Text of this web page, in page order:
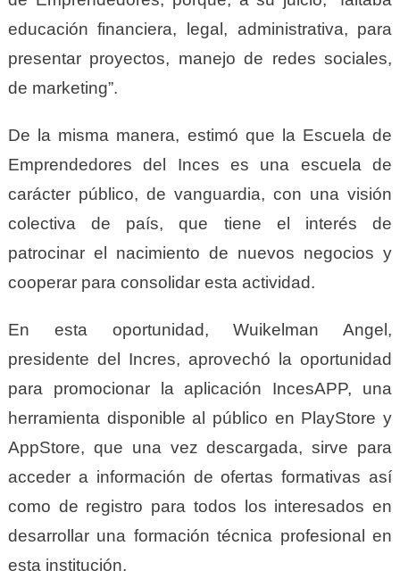
educación financiera, legal, administrativa, para
presentar proyectos, manejo de redes sociales,
de marketing”.
De la misma manera, estimó que la Escuela de
Emprendedores del Inces es una escuela de
carácter público, de vanguardia, con una visión
colectiva de país, que tiene el interés de
patrocinar el nacimiento de nuevos negocios y
cooperar para consolidar esta actividad.
En esta oportunidad, Wuikelman Angel,
presidente del Incres, aprovechó la oportunidad
para promocionar la aplicación IncesAPP, una
herramienta disponible al público en PlayStore y
AppStore, que una vez descargada, sirve para
acceder a información de ofertas formativas así
como de registro para todos los interesados en
desarrollar una formación técnica profesional en
esta institución.